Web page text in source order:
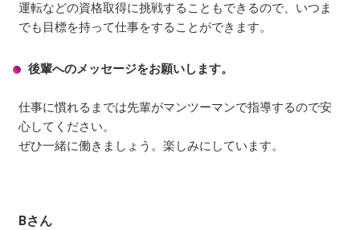
運転などの資格取得に挑戦することもできるので、いつま
でも目標を持って仕事をすることができます。
後輩へのメッセージをお願いします。
仕事に慣れるまでは先輩がマンツーマンで指導するので安
心してください。
ぜひ一緒に働きましょう。楽しみにしています。
Bさん